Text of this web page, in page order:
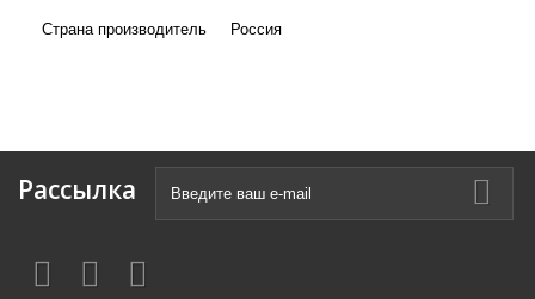
Страна производитель Россия
Рассылка